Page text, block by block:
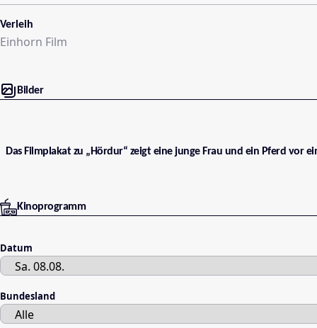
Verleih
Einhorn Film
Bilder
Das Filmplakat zu „Hördur“ zeigt eine junge Frau und ein Pferd vor
Kinoprogramm
Datum
Bundesland